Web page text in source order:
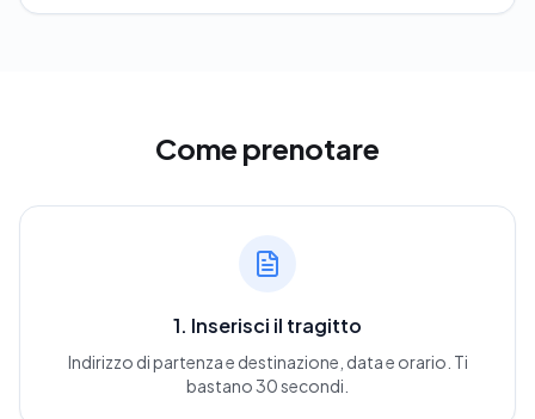
Come prenotare
1. Inserisci il tragitto
Indirizzo di partenza e destinazione, data e orario. Ti
bastano 30 secondi.